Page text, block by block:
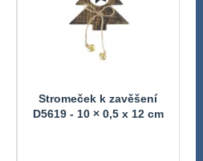
Stromeček k zavěšení
D5619 - 10 × 0,5 x 12 cm